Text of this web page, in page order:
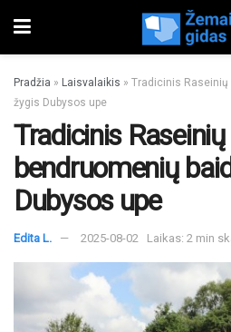
Pradžia » Laisvalaikis » Tradicinis Raseinių
žygis Dubysos upe
Tradicinis
bendruomenių
Dubysos upe
Edita L. 2025-08-02 Laikas: 2 min